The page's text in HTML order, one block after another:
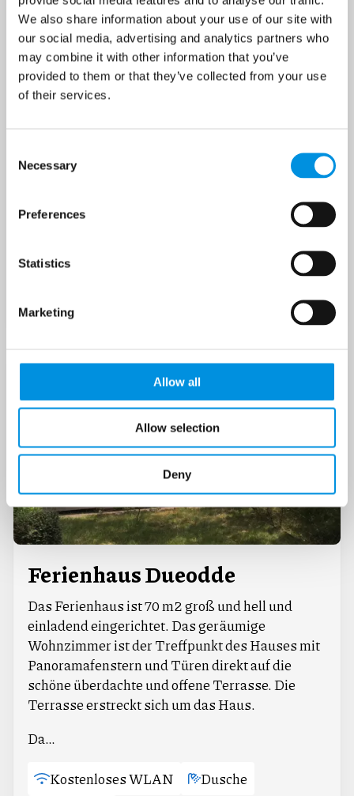
We also share information about your use of our site with
our social media, advertising and analytics partners who
may combine it with other information that you’ve
provided to them or that they’ve collected from your use
of their services.
Necessary
Preferences
Statistics
Marketing
Allow all
Allow selection
Deny
Ferienhaus "Strandhytten"
am Boderne Strand
entfernt, befindet sich dieses bezaubernde,
für 2 Personen auf Bornholm. Perfekt für einen
Kostenloses WLAN
Ferienhaus Dueodde
Das Ferienhaus ist 70 m2 groß und hell und
einladend eingerichtet. Das geräumige
Wohnzimmer ist der Treffpunkt des Hauses mit
Panoramafenstern und Türen direkt auf die
schöne überdachte und offene Terrasse. Die
Terrasse erstreckt sich um das Haus.
Da…
Kostenloses WLAN
Dusche